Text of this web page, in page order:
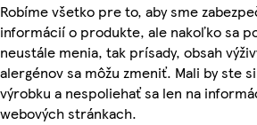
Robíme všetko pre to, aby sme
informácií o produkte, ale nakoľko sa
neustále menia, tak prísady, obsah
alergénov sa môžu zmeniť. Mali by ste
výrobku a nespoliehať sa len na
webových stránkach.